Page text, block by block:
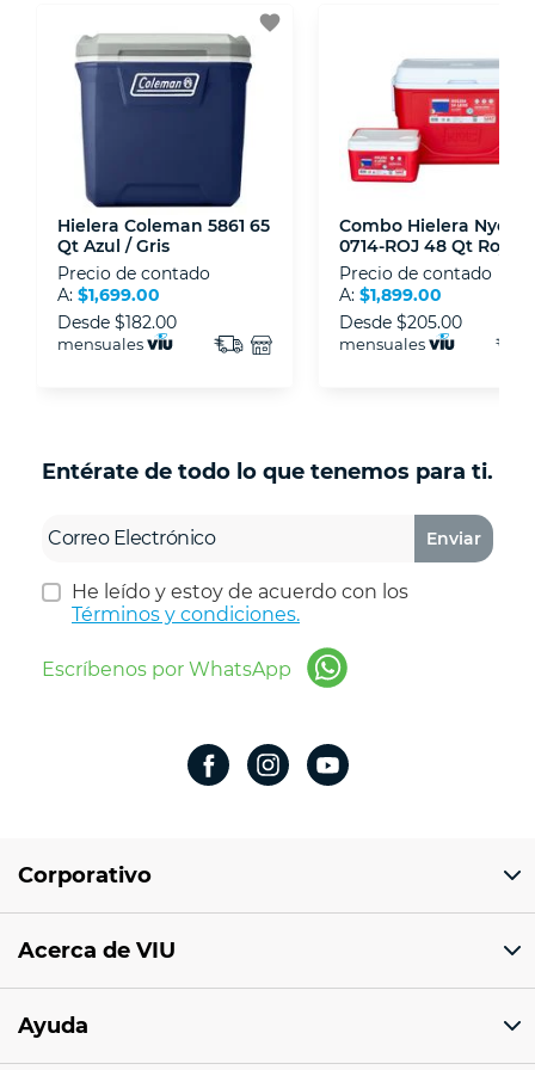
- Sello de confianza correspondiente,
disposiciones legales y Códigos de Ética de la
Asociación Mexicana de Internet (AIMX).
- Nos encontramos en la lista de socios Activos
de la Asociación de Internet.MX.
favorite
Hielera Coleman 5861 65
Qt Azul / Gris
Precio de contado
A: $1,699.00
Desde $182.00
mensuales
Combo Hielera Nyc
0714-ROJ 48 Qt Rojo
Precio de contado
A: $1,899.00
Desde $205.00
mensuales
Entérate de todo lo que tenemos para ti.
Enviar
He leído y estoy de acuerdo con los
Términos y condiciones.
Escríbenos por WhatsApp
Corporativo
Av 18 de marzo # 309. Colonia la Nogalera.
México
Acerca de VIU
Sucursales
Ayuda